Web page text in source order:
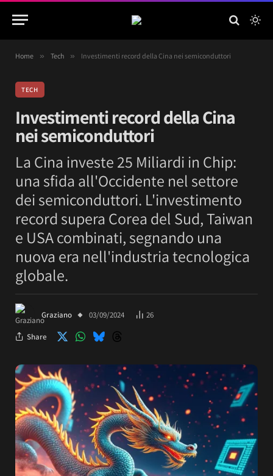
Home » Tech » Investimenti record della Cina nei semiconduttori
TECH
Investimenti record della Cina
nei semiconduttori
La Cina investe 25 Miliardi in Chip:
una sfida all'Occidente nel settore
dei semiconduttori. L'investimento
record supera Corea del Sud, Taiwan
e USA combinati, segnando una
nuova era nell'industria tecnologica
globale.
Graziano 03/09/2024 26
Share